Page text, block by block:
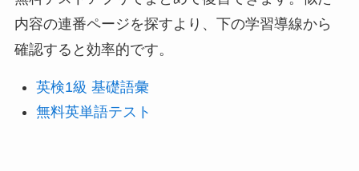
内容の連番ページを探すより、下の学習導線から
確認すると効率的です。
英検1級 基礎語彙
無料英単語テスト